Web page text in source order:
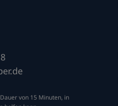
von 15 Minuten, in